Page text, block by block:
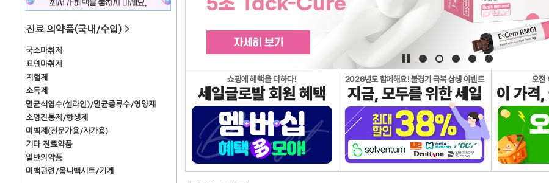
진료 의약품(국내/수입) >
국소마취제
표면마취제
지혈제
소독제
멸균식염수(셀라인)/멸균증류수/영양제
소염진통제/항생제
미백제(전문가용/자가용)
기타 진료약품
일반의약품
미백관련/옴니백시트/기계